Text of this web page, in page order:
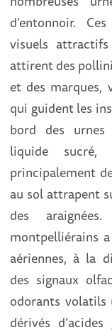
d’entonnoir.
visuels
attirent des
et des marques,
qui guident les
bord des urnes
liquide sucré,
principalement
au sol attrapent
des
montpelliérains
aériennes, à la
des signaux
odorants volatils
dérivés